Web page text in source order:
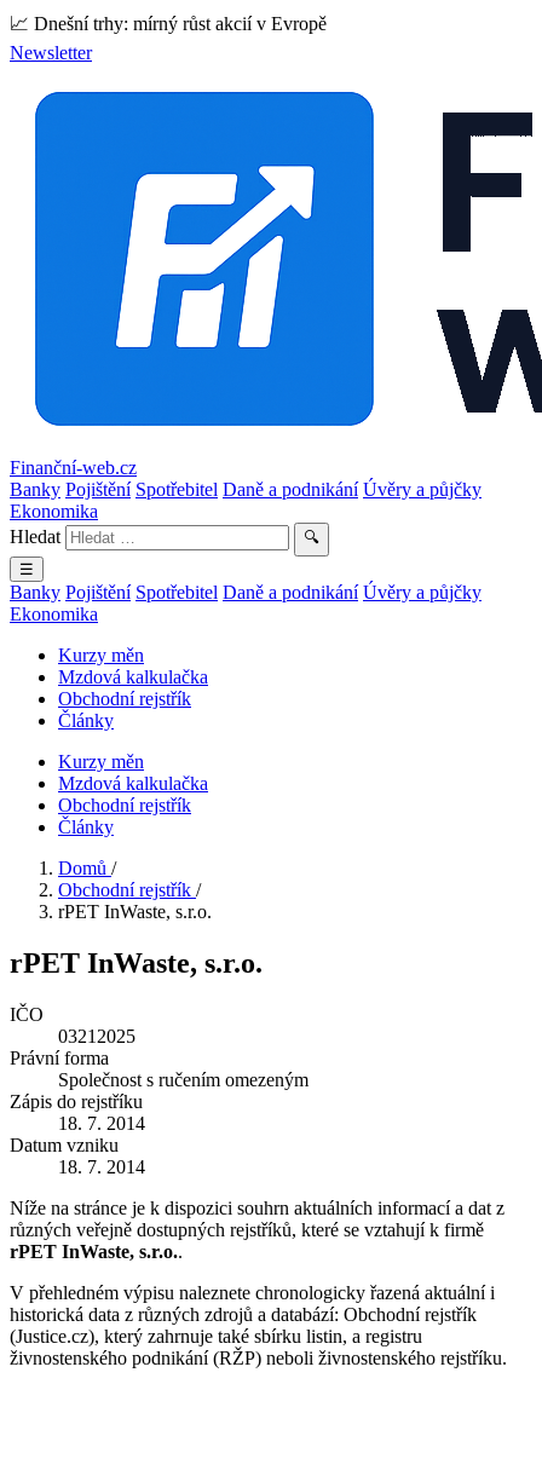
📈 Dnešní trhy: mírný růst akcií v Evropě
Newsletter
Finanční-web.cz
Banky Pojištění Spotřebitel Daně a podnikání Úvěry a půjčky
Ekonomika
Hledat
🔍
☰
Banky Pojištění Spotřebitel Daně a podnikání Úvěry a půjčky
Ekonomika
Kurzy měn
Mzdová kalkulačka
Obchodní rejstřík
Články
Kurzy měn
Mzdová kalkulačka
Obchodní rejstřík
Články
Domů /
Obchodní rejstřík /
rPET InWaste, s.r.o.
rPET InWaste, s.r.o.
IČO
03212025
Právní forma
Společnost s ručením omezeným
Zápis do rejstříku
18. 7. 2014
Datum vzniku
18. 7. 2014
Níže na stránce je k dispozici souhrn aktuálních informací a dat z
různých veřejně dostupných rejstříků, které se vztahují k firmě
rPET InWaste, s.r.o..
V přehledném výpisu naleznete chronologicky řazená aktuální i
historická data z různých zdrojů a databází: Obchodní rejstřík
(Justice.cz), který zahrnuje také sbírku listin, a registru
živnostenského podnikání (RŽP) neboli živnostenského rejstříku.